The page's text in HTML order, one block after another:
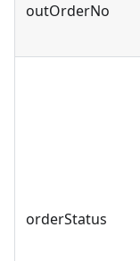
outOrderNo
orderStatus